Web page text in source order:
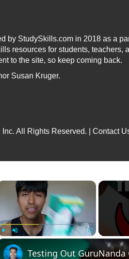
by StudySkills.com in 2018 as a
resources for students, teachers,
to the site, so keep coming back.
Susan Kruger.
Inc. All Rights Reserved. | Contact
×
Fullscreen
Testing Out